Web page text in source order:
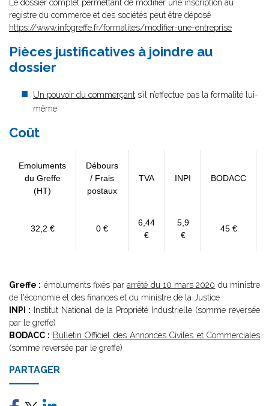
Le dossier complet permettant de modifier une inscription au
registre du commerce et des sociétés peut être déposé
https://www.infogreffe.fr/formalites/modifier-une-entreprise
Pièces justificatives à joindre au
dossier
Un pouvoir du commerçant s’il n’effectue pas la formalité lui-
même
Coût
Emoluments
du Greffe
(HT)
Débours
/ Frais
postaux
TVA INPI BODACC
32,2 € 0 €
6,44
€
5,9
€
45 €
Greffe : émoluments fixés pararrêté du 10 mars 2020 du ministre
de l'économie et des finances et du ministre de la Justice
INPI : Institut National de la Propriété Industrielle (somme reversée
par le greffe)
BODACC : Bulletin Officiel des Annonces Civiles et Commerciales
(somme reversée par le greffe)
PARTAGER